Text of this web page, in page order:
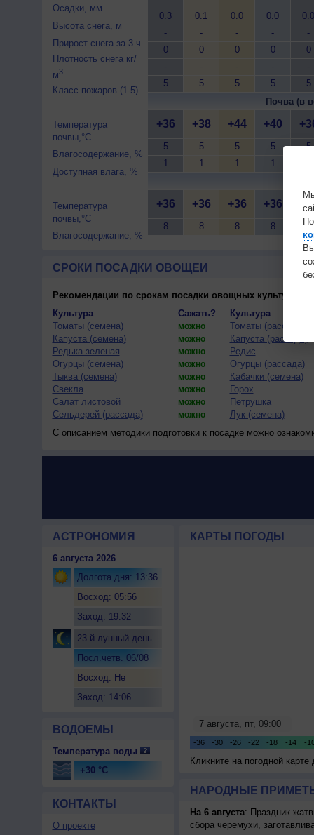
Осадки, мм
Высота снега, м
Прирост снега за 3 ч.
Плотность снега кг/
м3
Класс пожаров (1-5)
Температура
почвы,°C
Влагосодержание, %
Доступная влага, %
Температура
почвы,°C
Влагосодержание, %
0.3
-
0
-
5
0.1
-
0
-
5
0.0
-
0
-
5
0.0
-
0
-
5
0.0
-
0
-
5
Почва (в
+36
5
1
+38
5
1
+44
5
1
+40
5
1
5
+36
8
+36
8
+36
8
+36
8 8
СРОКИ ПОСАДКИ ОВОЩЕЙ
Рекомендации по срокам посадки овощных культур
Культура
Сажать? Культура
Томаты (семена)
можно Томаты (рассада)
Капуста (семена) можно Капуста (рассада)
Редька зеленая можно Редис
Огурцы (семена) можно Огурцы (рассада)
Тыква (семена) можно Кабачки (семена)
Свекла можно Горох
Салат листовой можно Петрушка
Сельдерей (рассада) можно Лук (семена)
С описанием методики подготовки к посадке можно
АСТРОНОМИЯ
6 августа 2026
Долгота дня: 13:36
Восход: 05:56
Заход: 19:32
23-й лунный день
Посл.четв. 06/08
Восход: Не
Заход: 14:06
ВОДОЕМЫ
Температура воды
+30 °C
КОНТАКТЫ
О проекте
КАРТЫ ПОГОДЫ
Кликните на погодной
НАРОДНЫЕ
На 6 августа: Праздник
сбора черемухи,